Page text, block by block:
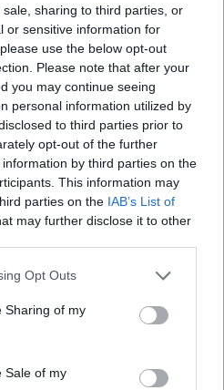
sharing to third parties, or
or sensitive information for
use the below opt-out
Please note that after your
you may continue seeing
personal information utilized by
to third parties prior to
opt-out of the further
by third parties on the
This information may
parties on the IAB’s List of
may further disclose it to other
Opt Outs
Sharing of my
Sale of my